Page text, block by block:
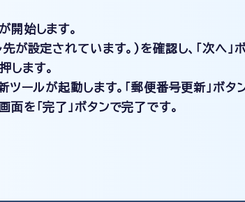
開始します。
が設定されています。)を確認し、「次へ」
します。
ツールが起動します。「郵便番号更新」ボタ
面を「完了」ボタンで完了です。